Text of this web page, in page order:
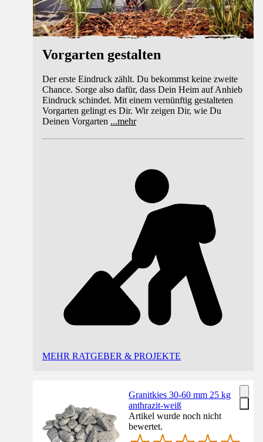
Vorgarten gestalten
Der erste Eindruck zählt. Du bekommst keine zweite
Chance. Sorge also dafür, dass Dein Heim auf Anhieb
Eindruck schindet. Mit einem vernünftig gestalteten
Vorgarten gelingt es Dir. Wir zeigen Dir, wie Du
Deinen Vorgarten ...mehr
MEHR RATGEBER & PROJEKTE
Granitkies 30-60 mm 25 kg
anthrazit-weiß
Artikel wurde noch nicht
bewertet.